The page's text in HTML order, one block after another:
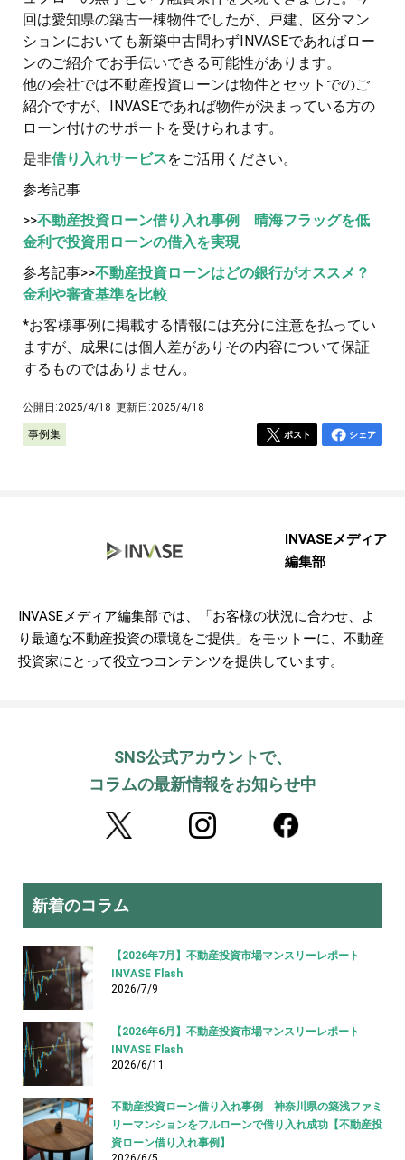
回は愛知県の築古一棟物件でしたが、戸建、区分マン
ションにおいても新築中古問わずINVASEであればロー
ンのご紹介でお手伝いできる可能性があります。
他の会社では不動産投資ローンは物件とセットでのご
紹介ですが、INVASEであれば物件が決まっている方の
ローン付けのサポートを受けられます。
是非借り入れサービスをご活用ください。
参考記事
>>不動産投資ローン借り入れ事例 晴海フラッグを低
金利で投資用ローンの借入を実現
参考記事>>不動産投資ローンはどの銀行がオススメ？
金利や審査基準を比較
*お客様事例に掲載する情報には充分に注意を払ってい
ますが、成果には個人差がありその内容について保証
するものではありません。
公開日:2025/4/18 更新日:2025/4/18
事例集 ポスト シェア
INVASEメディア
編集部
INVASEメディア編集部では、「お客様の状況に合わせ、よ
り最適な不動産投資の環境をご提供」をモットーに、不動産
投資家にとって役立つコンテンツを提供しています。
SNS公式アカウントで、
コラムの最新情報をお知らせ中
新着のコラム
【2026年7月】不動産投資市場マンスリーレポート
INVASE Flash
2026/7/9
【2026年6月】不動産投資市場マンスリーレポート
INVASE Flash
2026/6/11
不動産投資ローン借り入れ事例 神奈川県の築浅ファミ
リーマンションをフルローンで借り入れ成功【不動産投
資ローン借り入れ事例】